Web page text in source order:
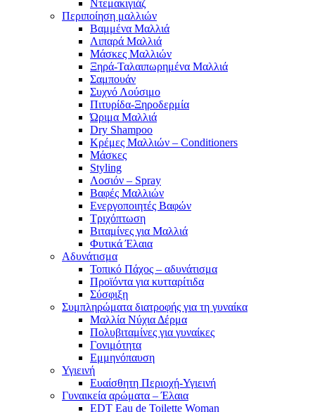
Ντεμακιγιάζ
Περιποίηση μαλλιών
Βαμμένα Μαλλιά
Λιπαρά Μαλλιά
Μάσκες Μαλλιών
Ξηρά-Ταλαιπωρημένα Μαλλιά
Σαμπουάν
Συχνό Λούσιμο
Πιτυρίδα-Ξηροδερμία
Ώριμα Μαλλιά
Dry Shampoo
Κρέμες Μαλλιών – Conditioners
Μάσκες
Styling
Λοσιόν – Spray
Βαφές Μαλλιών
Ενεργοποιητές Βαφών
Τριχόπτωση
Βιταμίνες για Μαλλιά
Φυτικά Έλαια
Αδυνάτισμα
Τοπικό Πάχος – αδυνάτισμα
Προϊόντα για κυτταρίτιδα
Σύσφιξη
Συμπληρώματα διατροφής για τη γυναίκα
Μαλλία Νύχια Δέρμα
Πολυβιταμίνες για γυναίκες
Γονιμότητα
Εμμηνόπαυση
Υγιεινή
Ευαίσθητη Περιοχή-Υγιεινή
Γυναικεία αρώματα – Έλαια
EDT Eau de Toilette Woman